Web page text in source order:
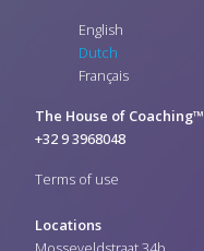
English
Dutch
Français
The House of Coaching™
+32 9 3968048
Terms of use
Locations